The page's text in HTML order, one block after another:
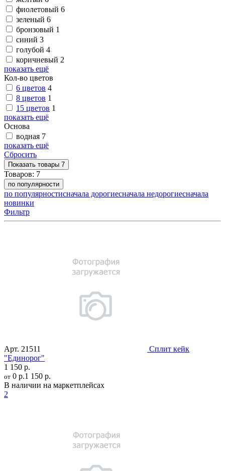
фиолетовый 6
зеленый 6
бронзовый 1
синий 3
голубой 4
коричневый 2
показать ещё
Кол-во цветов
6 цветов 4
8 цветов 1
15 цветов 1
показать ещё
Основа
водная 7
показать ещё
Сбросить
Показать товары 7
Товаров: 7
по популярности
по популярностисначала дорогиесначала недорогиесначала
новинки
Фильтр
Арт. 21511
Сплит кейк
"Единорог"
1 150 р.
от 0 р.1 150 р.
В наличии на маркетплейсах
2